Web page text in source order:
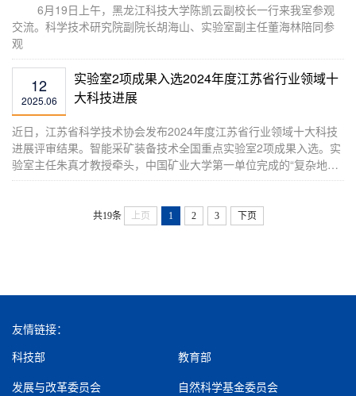
​ 6月19日上午，黑龙江科技大学陈凯云副校长一行来我室参观
交流。科学技术研究院副院长胡海山、实验室副主任董海林陪同参
观
12
2025.06
实验室2项成果入选2024年度江苏省行业领域十
大科技进展
近日，江苏省科学技术协会发布2024年度江苏省行业领域十大科技
进展评审结果。智能采矿装备技术全国重点实验室2项成果入选。实
验室主任朱真才教授牵头，中国矿业大学第一单位完成的“复杂地质
条件煤矿辅助运输机器人”成果成功入选2024年度江苏省环境能源领
位完成的“100吨大推力电动振动试验系统”成果成功入选2024年度江
苏省装备制造领域十大科技进展。成果名称所...
共19条 上页 1 2 3 下页
友情链接：
科技部 教育部
发展与改革委员会 自然科学基金委员会